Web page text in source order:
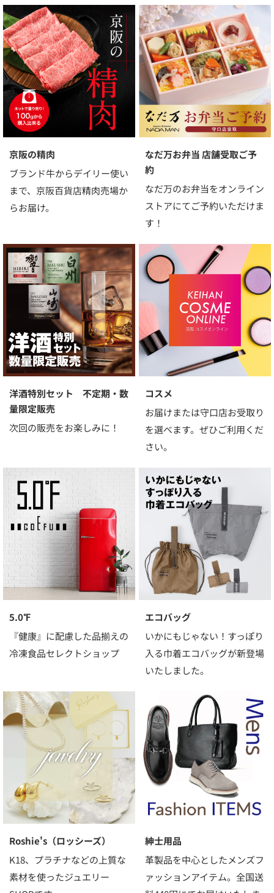
京阪の精肉
ブランド牛からデイリー使い
まで、京阪百貨店精肉売場か
らお届け。
なだ万お弁当 店舗受取ご予
約
なだ万のお弁当をオンライン
ストアにてご予約いただけま
す！
洋酒特別セット 不定期・数
量限定販売
次回の販売をお楽しみに！
コスメ
お届けまたは守口店お受取り
を選べます。ぜひご利用くだ
さい。
5.0℉
『健康』に配慮した品揃えの
冷凍食品セレクトショップ
エコバッグ
いかにもじゃない！すっぽり
入る巾着エコバッグが新登場
いたしました。
Roshie's（ロッシーズ）
K18、プラチナなどの上質な
素材を使ったジュエリー
紳士用品
革製品を中心としたメンズフ
ァッションアイテム。全国送